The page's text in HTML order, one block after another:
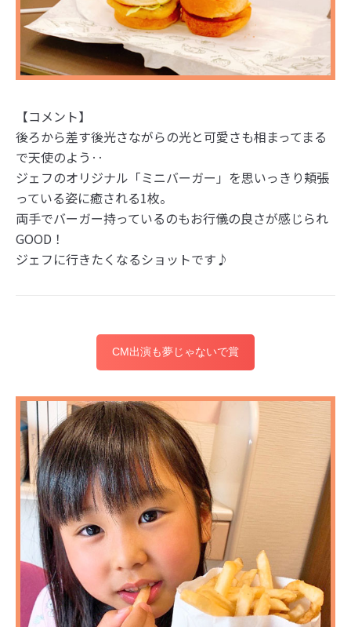
【コメント】
後ろから差す後光さながらの光と可愛さも相まってまる
で天使のよう‥
ジェフのオリジナル「ミニバーガー」を思いっきり頬張
っている姿に癒される1枚。
両手でバーガー持っているのもお行儀の良さが感じられ
GOOD！
ジェフに行きたくなるショットです♪
CM出演も夢じゃないで賞